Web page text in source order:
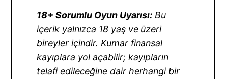
18+ Sorumlu Oyun Uyarısı:Bu
içerik yalnızca 18 yaş ve üzeri
bireyler içindir. Kumar finansal
kayıplara yol açabilir; kayıpların
telafi edileceğine dair herhangi bir